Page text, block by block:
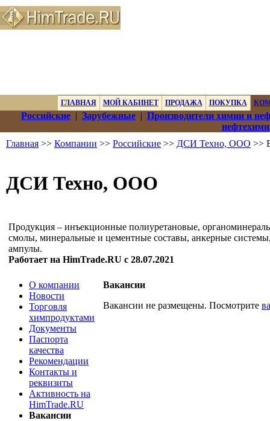
ГЛАВНАЯ МОЙ КАБИНЕТ ПРОДАЖА ПОКУПКА
Российские| Зарубежные| Производители химии и
Главная >> Компании >> Российские >> ДСИ Техно, ООО >>
ДСИ Техно, ООО
Продукция – инъекционные полиуретановые,
смолы, минеральные и цементные составы, анкерные
ампулы.
Работает на HimTrade.RU с 28.07.2021
О компании
Новости
Торговля
химпродуктами
Документы
Паспорта
качества
Рекомендации
Контакты и
реквизиты
Активность на
HimTrade.RU
Вакансии
Вакансии
Вакансии не размещены. Посмотрите